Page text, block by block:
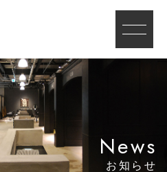
News
お知らせ